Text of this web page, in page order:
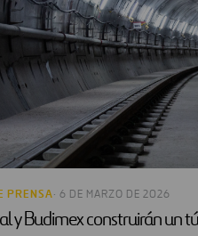
PRENSA· 6 DE MARZO DE 2026
y Budimex construirán un